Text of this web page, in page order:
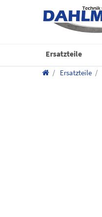
Ersatzteile
Ersatzteile